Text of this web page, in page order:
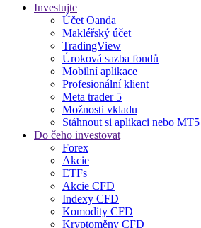
Investujte
Účet Oanda
Makléřský účet
TradingView
Úroková sazba fondů
Mobilní aplikace
Profesionální klient
Meta trader 5
Možnosti vkladu
Stáhnout si aplikaci nebo MT5
Do čeho investovat
Forex
Akcie
ETFs
Akcie CFD
Indexy CFD
Komodity CFD
Kryptoměny CFD